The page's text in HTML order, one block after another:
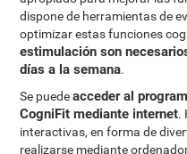
dispone de herramientas de
optimizar estas funciones
estimulación son
días a la semana.
Se puedeacceder al
CogniFit mediante internet.
interactivas, en forma de
realizarse mediante